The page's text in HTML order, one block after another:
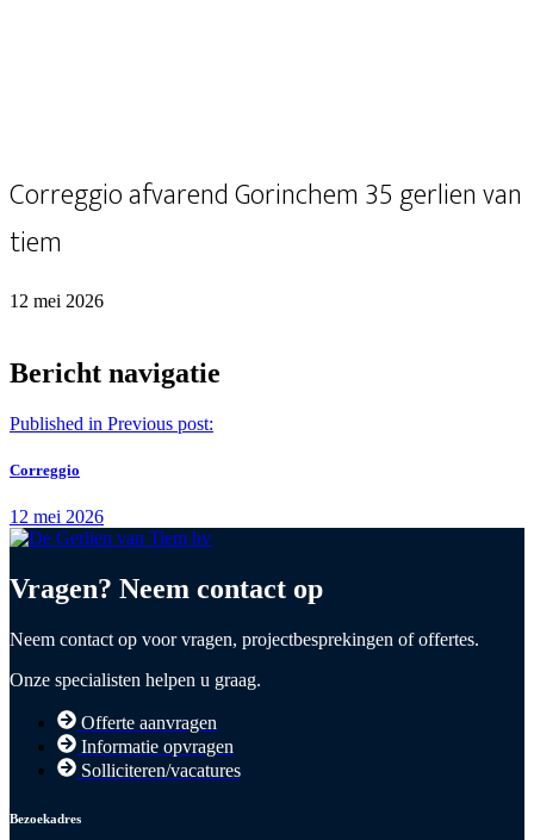
Correggio afvarend Gorinchem 35 gerlien van
tiem
12 mei 2026
Bericht navigatie
Published in Previous post:
Correggio
12 mei 2026
Vragen? Neem contact op
Neem contact op voor vragen, projectbesprekingen of offertes.
Onze specialisten helpen u graag.
Offerte aanvragen
Informatie opvragen
Solliciteren/vacatures
Bezoekadres